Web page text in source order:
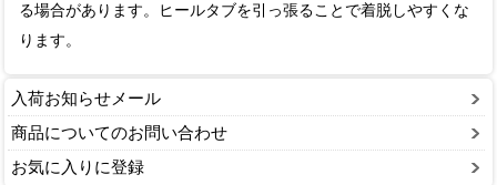
る場合があります。ヒールタブを引っ張ることで着脱しやすくな
ります。
入荷お知らせメール
商品についてのお問い合わせ
お気に入りに登録